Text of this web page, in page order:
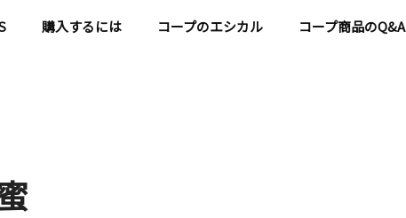
購入するには コープのエシカル コープ商品のQ&A